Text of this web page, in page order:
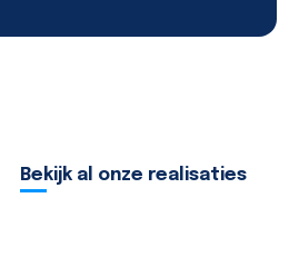
Bekijk al onze realisaties